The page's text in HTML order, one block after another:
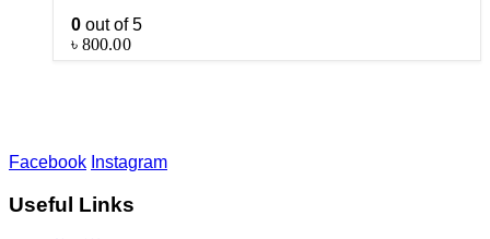
0 out of 5
৳800.00
Facebook Instagram
Useful Links